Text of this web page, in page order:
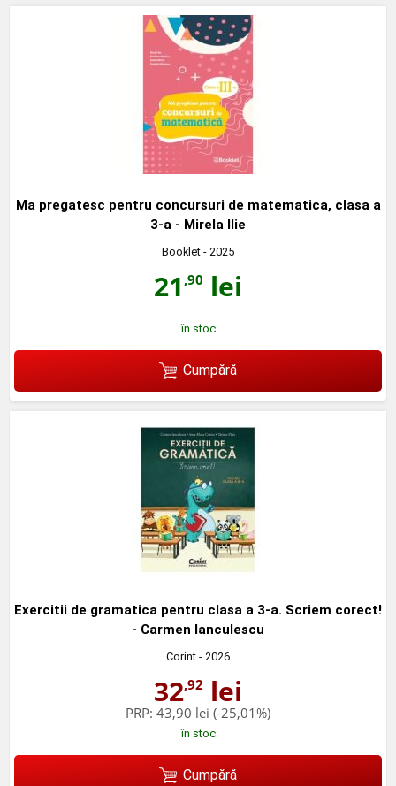
Ma pregatesc pentru concursuri de matematica, clasa a
3-a - Mirela Ilie
Booklet - 2025
21 ,90 lei
în stoc
Cumpără
Exercitii de gramatica pentru clasa a 3-a. Scriem corect!
- Carmen Ianculescu
Corint - 2026
32,92 lei
PRP: 43,90 lei (-25,01%)
în stoc
Cumpără